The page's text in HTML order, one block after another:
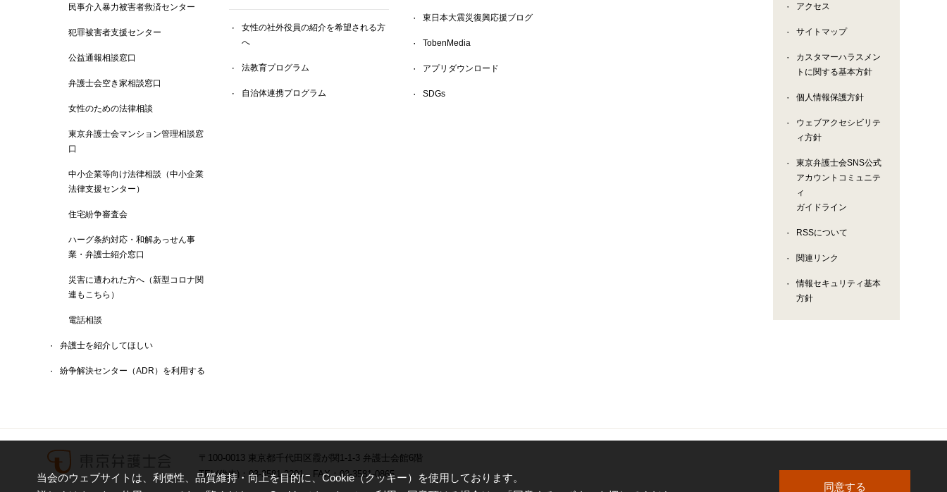
当会のウェブサイトは、利便性、品質維持・向上を目的に、Cookie（クッキー）を使用しております。
同意する
民事介入暴力被害者救済センター
犯罪被害者支援センター
公益通報相談窓口
弁護士会空き家相談窓口
女性のための法律相談
東京弁護士会マンション管理相談窓
口
中小企業等向け法律相談（中小企業
法律支援センター）
住宅紛争審査会
ハーグ条約対応・和解あっせん事
業・弁護士紹介窓口
災害に遭われた方へ（新型コロナ関
連もこちら）
電話相談
弁護士を紹介してほしい
紛争解決センター（ADR）を利用する
女性の社外役員の紹介を希望される方
へ
法教育プログラム
自治体連携プログラム
東日本大震災復興応援ブログ
TobenMedia
アプリダウンロード
SDGs
アクセス
サイトマップ
カスタマーハラスメン
トに関する基本方針
個人情報保護方針
ウェブアクセシビリテ
ィ方針
東京弁護士会SNS公式
アカウントコミュニテ
ィ
ガイドライン
RSSについて
関連リンク
情報セキュリティ基本
方針
〒100-0013 東京都千代田区霞が関1-1-3 弁護士会館6階
TEL(代表)：03-3581-2201 FAX：03-3581-0865